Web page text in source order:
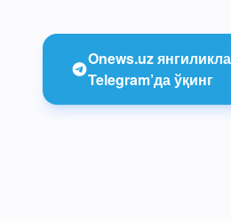
Onews.uz
Telegram’да ўқинг